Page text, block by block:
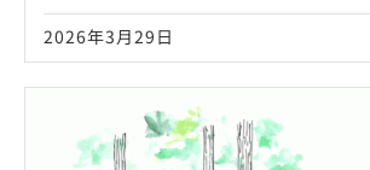
2026年3月29日